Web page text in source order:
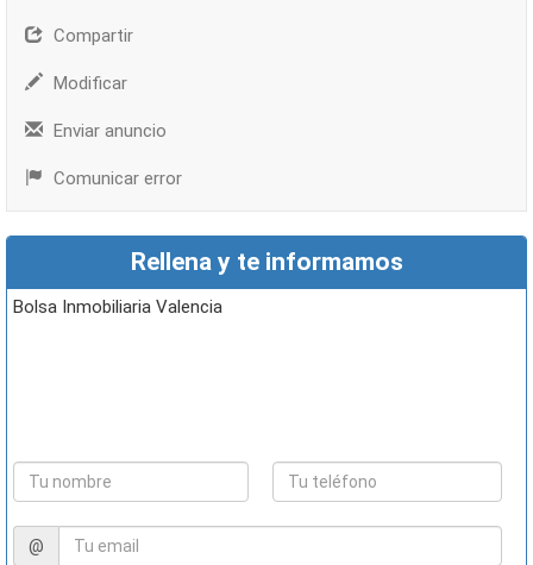
Compartir
Modificar
Enviar anuncio
Comunicar error
Rellena y te informamos
Bolsa Inmobiliaria Valencia
@